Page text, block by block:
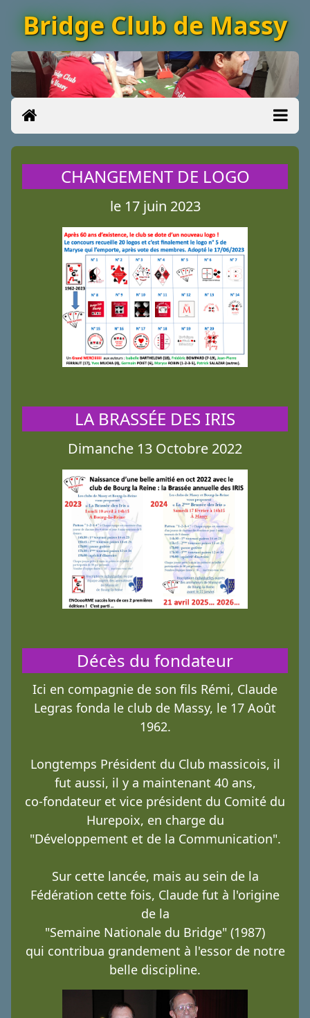
Bridge Club de Massy
CHANGEMENT DE LOGO
le 17 juin 2023
LA BRASSÉE DES IRIS
Dimanche 13 Octobre 2022
Décès du fondateur
Ici en compagnie de son fils Rémi, Claude
Legras fonda le club de Massy, le 17 Août
1962.
Longtemps Président du Club massicois, il
fut aussi, il y a maintenant 40 ans,
co-fondateur et vice président du Comité du
Hurepoix, en charge du
"Développement et de la Communication".
Sur cette lancée, mais au sein de la
Fédération cette fois, Claude fut à l'origine
de la
"Semaine Nationale du Bridge" (1987)
qui contribua grandement à l'essor de notre
belle discipline.